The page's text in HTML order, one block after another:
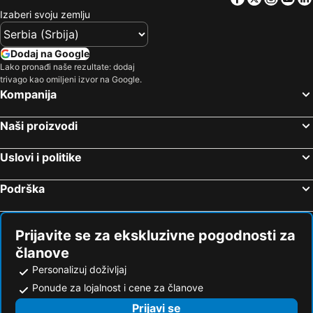
Izaberi svoju zemlju
Dodaj na Google
Lako pronađi naše rezultate: dodaj
trivago kao omiljeni izvor na Google.
Kompanija
Naši proizvodi
Uslovi i politike
Podrška
Prijavite se za ekskluzivne pogodnosti za
članove
Personalizuj doživljaj
Ponude za lojalnost i cene za članove
Prijavi se